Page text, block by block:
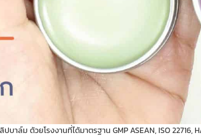
ล์ม ด้วยโรงงานที่ได้มาตรฐาน GMP ASEAN, ISO 22716,